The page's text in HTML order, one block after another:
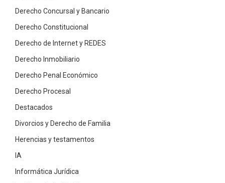
Derecho Concursal y Bancario
Derecho Constitucional
Derecho de Internet y REDES
Derecho Inmobiliario
Derecho Penal Económico
Derecho Procesal
Destacados
Divorcios y Derecho de Familia
Herencias y testamentos
IA
Informática Jurídica